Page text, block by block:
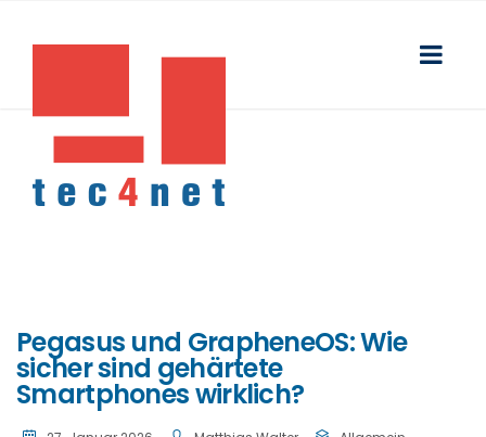
Pegasus und GrapheneOS: Wie
sicher sind gehärtete
Smartphones wirklich?